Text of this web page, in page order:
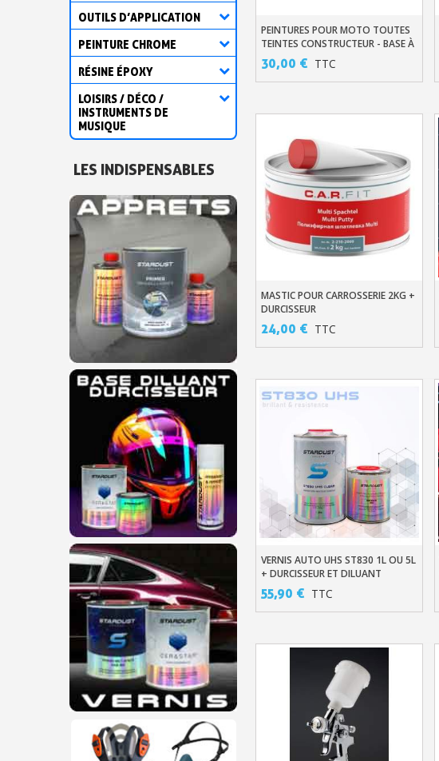
OUTILS D’APPLICATION
PEINTURE CHROME
RÉSINE ÉPOXY
LOISIRS / DÉCO /
INSTRUMENTS DE
MUSIQUE
LES INDISPENSABLES
Ajouter Au Panier
PEINTURES POUR MOTO TOUTES
TEINTES CONSTRUCTEUR - BASE À
VERNIR SOLVANTÉE
30,00 € TTC
Ajouter Au Panier
MASTIC POUR CARROSSERIE 2KG +
DURCISSEUR
24,00 € TTC
Ajouter Au Panier
VERNIS AUTO UHS ST830 1L OU 5L
+ DURCISSEUR ET DILUANT
55,90 € TTC